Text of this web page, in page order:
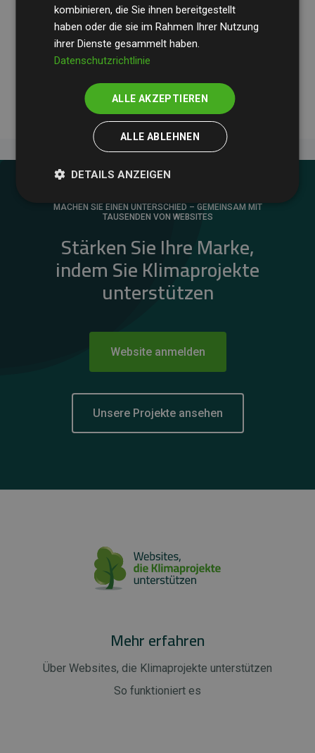
Ihre Prüfungen belegen, dass unsere Investitionen in
Klimaschutzprojekte im Durchschnitt200 % der
geschätzten CO₂-Emissionender teilnehmenden
Websites kompensieren – ein klarer Nachweis für die
messbare Klimawirkung unseres Ansatzes.
MACHEN SIE EINEN UNTERSCHIED – GEMEINSAM MIT
TAUSENDEN VON WEBSITES
Stärken Sie Ihre Marke,
indem Sie Klimaprojekte
unterstützen
Website anmelden
Unsere Projekte ansehen
Mehr erfahren
Über Websites, die Klimaprojekte unterstützen
So funktioniert es
kombinieren, die Sie ihnen bereitgestellt
haben oder die sie im Rahmen Ihrer Nutzung
ihrer Dienste gesammelt haben.
Datenschutzrichtlinie
ALLE AKZEPTIEREN
ALLE ABLEHNEN
DETAILS ANZEIGEN